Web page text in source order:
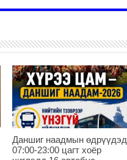
Даншиг наадмын өдрүүдэд
07:00-23:00 цагт хоёр